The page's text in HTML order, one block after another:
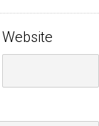
Website